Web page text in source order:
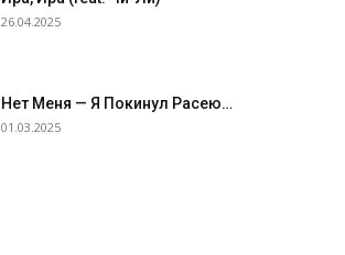
26.04.2025
Нет Меня — Я Покинул Расею…
01.03.2025